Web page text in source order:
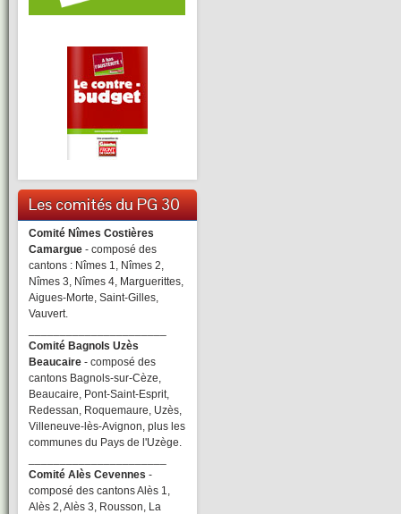
Les comités du PG 30
Comité Nîmes Costières
Camargue - composé des
cantons : Nîmes 1, Nîmes 2,
Nîmes 3, Nîmes 4, Marguerittes,
Aigues-Morte, Saint-Gilles,
Vauvert.
Comité Bagnols Uzès
Beaucaire - composé des
cantons Bagnols-sur-Cèze,
Beaucaire, Pont-Saint-Esprit,
Redessan, Roquemaure, Uzès,
Villeneuve-lès-Avignon, plus les
communes du Pays de l'Uzège.
Comité Alès Cevennes -
composé des cantons Alès 1,
Alès 2, Alès 3, Rousson, La